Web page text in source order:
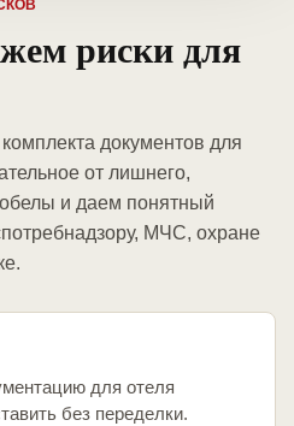
риски для
документов для
от лишнего,
и даем понятный
МЧС, охране
для отеля
без переделки.